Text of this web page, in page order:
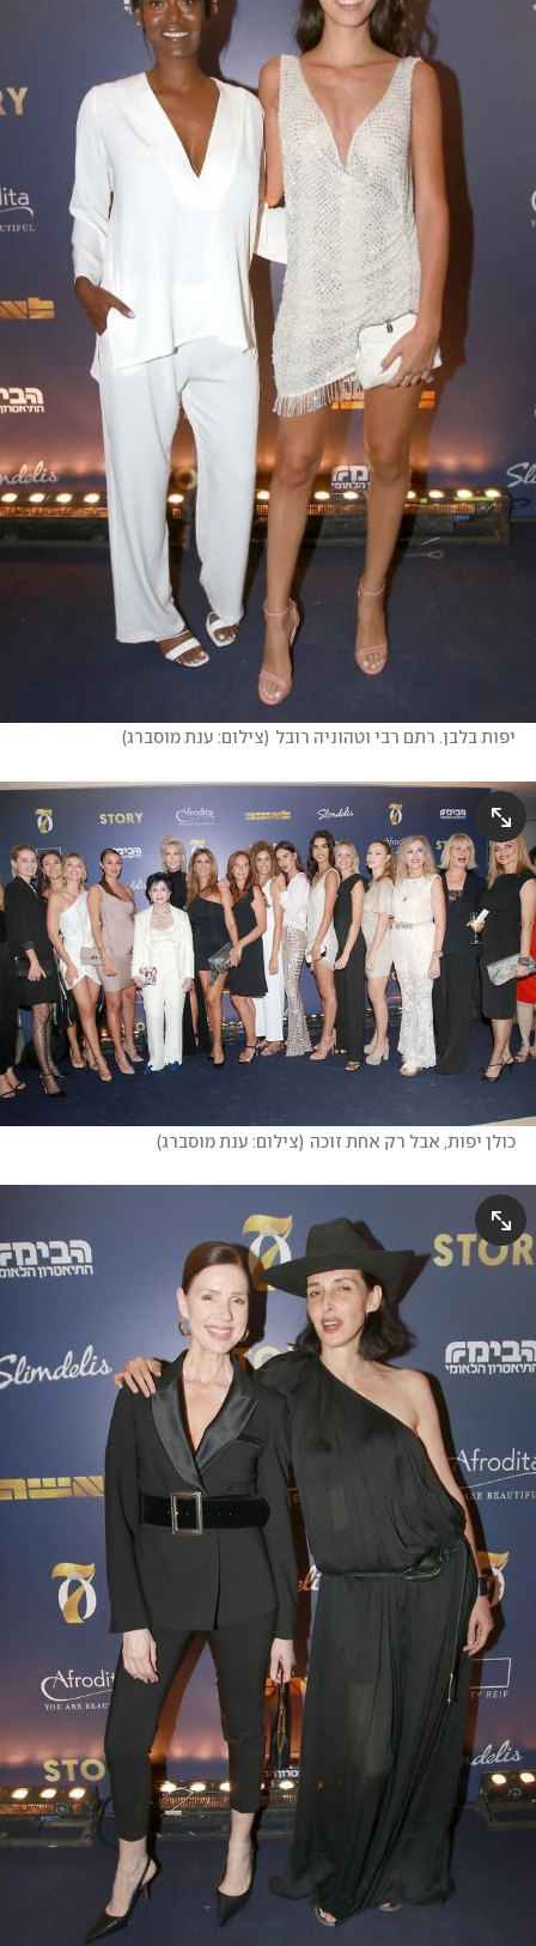
יפות בלבן. רתם רבי וטהוניה רובל (צילום: ענת מוסברג)
כולן יפות, אבל רק אחת זוכה (צילום: ענת מוסברג)